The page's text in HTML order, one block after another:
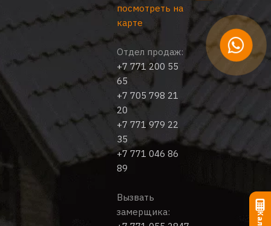
посмотреть на
карте
Отдел продаж:
+7 771 200 55
65
+7 705 798 21
20
+7 771 979 22
35
+7 771 046 86
89
Вызвать
замерщика: